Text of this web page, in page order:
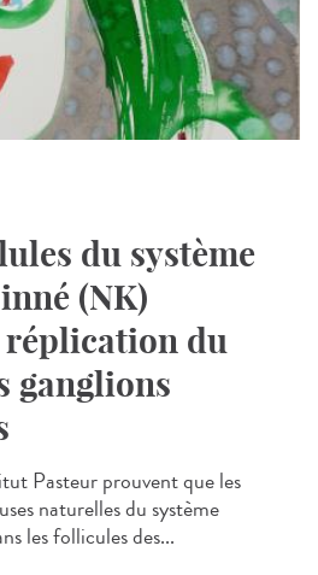
du système
(NK)
du
ganglions
Pasteur prouvent que les
naturelles du système
les follicules des...